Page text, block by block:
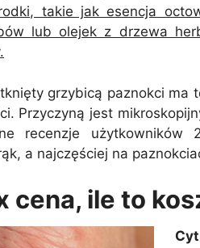
takie jak esencja
lub olejek z drzewa
grzybicą paznokci ma
Przyczyną jest
recenzje użytkowników
a najczęściej na
cena, ile to